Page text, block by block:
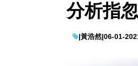
分析指
|黃浩然|06-01-